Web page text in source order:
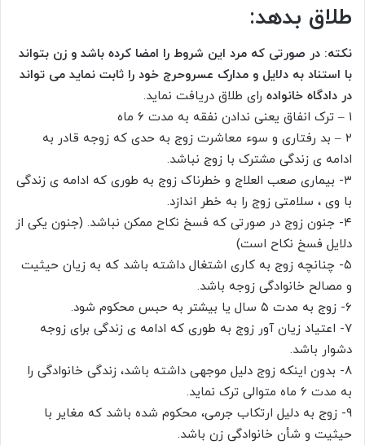
طلاق بدهد:
نکته: در صورتی که مرد این شروط را امضا کرده باشد و زن بتواند
با استناد به دلایل و مدارک عسروحرج خود را ثابت نماید می تواند
در دادگاه خانواده رای طلاق دریافت نماید.
۱ – ترک انفاق یعنی ندادن نفقه به مدت ۶ ماه
۲ – بد رفتاری و سوء معاشرت زوج به حدی که زوجه قادر به
ادامه ی زندگی مشترک با زوج نباشد.
۳- بیماری صعب العلاج و خطرناک زوج به طوری که ادامه ی زندگی
با وی ، سلامتی زوج را به خطر اندازد.
۴- جنون زوج در صورتی که فسخ نکاح ممکن نباشد. (جنون یکی از
دلایل فسخ نکاح است)
۵- چنانچه زوج به کاری اشتغال داشته باشد که به زیان حیثیت
و مصالح خانوادگی زوجه باشد.
۶- زوج به مدت ۵ سال یا بیشتر به حبس محکوم شود.
۷- اعتیاد زیان آور زوج به طوری که ادامه ی زندگی برای زوجه
دشوار باشد.
۸- بدون اینکه زوج دلیل موجهی داشته باشد، زندگی خانوادگی را
به مدت ۶ ماه متوالی ترک نماید.
۹- زوج به دلیل ارتکاب جرمی، محکوم شده باشد که مغایر با
حیثیت و شأن خانوادگی زن باشد.